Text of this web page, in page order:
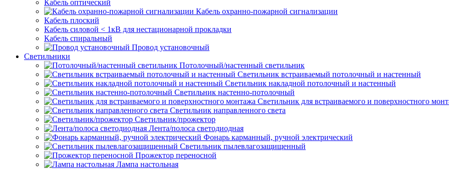
Кабель оптический
Кабель охранно-пожарной сигнализации
Кабель плоский
Кабель силовой < 1кВ для нестационарной прокладки
Кабель спиральный
Провод установочный
Светильники
Потолочный/настенный светильник
Светильник встраиваемый потолочный и настенный
Светильник накладной потолочный и настенный
Светильник настенно-потолочный
Светильник для встраиваемого и поверхностного
Светильник направленного света
Светильник/прожектор
Лента/полоса светодиодная
Фонарь карманный, ручной электрический
Светильник пылевлагозащищенный
Прожектор переносной
Лампа настольная